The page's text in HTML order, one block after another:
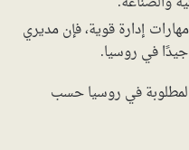
إدارة قوية، فإن مديري
في روسيا.
في روسيا حسب